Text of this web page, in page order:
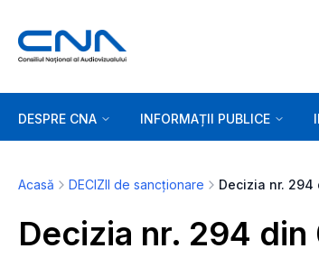
DESPRE CNA INFORMAȚII PUBLICE
Acasă DECIZII de sancționare
Decizia nr. 294